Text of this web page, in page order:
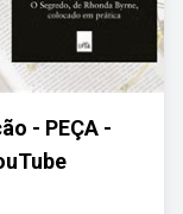
- PEÇA -